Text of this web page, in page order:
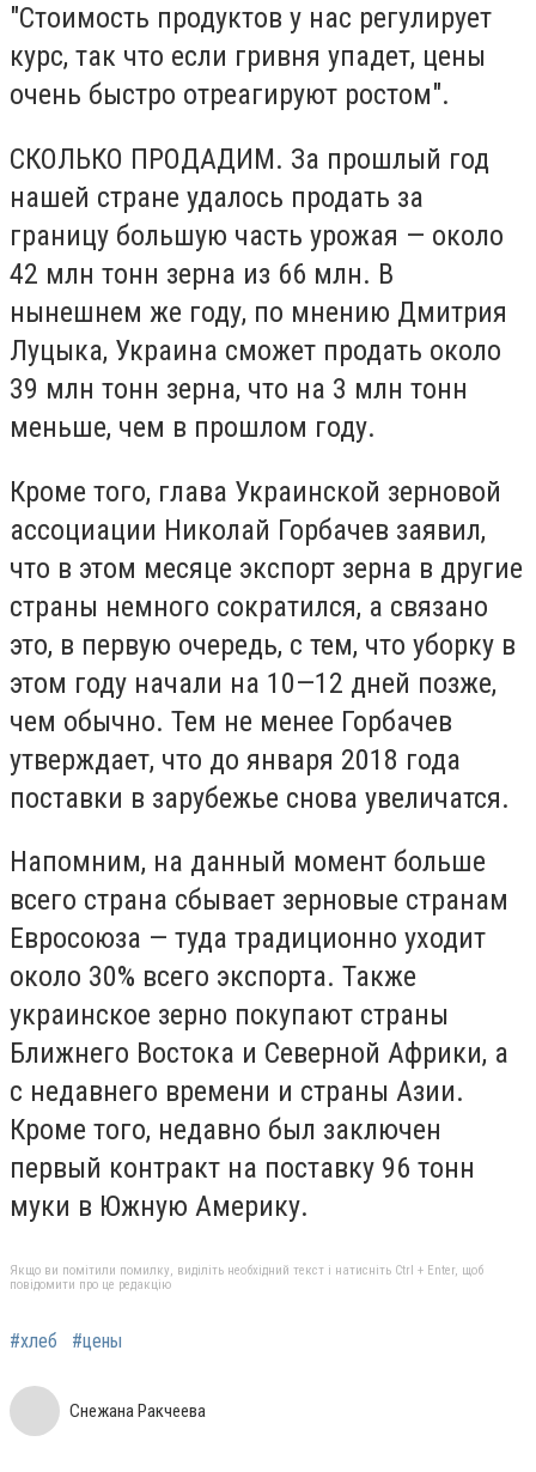
"Стоимость продуктов у нас регулирует
курс, так что если гривня упадет, цены
очень быстро отреагируют ростом".
СКОЛЬКО ПРОДАДИМ. За прошлый год
нашей стране удалось продать за
границу большую часть урожая — около
42 млн тонн зерна из 66 млн. В
нынешнем же году, по мнению Дмитрия
Луцыка, Украина сможет продать около
39 млн тонн зерна, что на 3 млн тонн
меньше, чем в прошлом году.
Кроме того, глава Украинской зерновой
ассоциации Николай Горбачев заявил,
что в этом месяце экспорт зерна в другие
страны немного сократился, а связано
это, в первую очередь, с тем, что уборку в
этом году начали на 10—12 дней позже,
чем обычно. Тем не менее Горбачев
утверждает, что до января 2018 года
поставки в зарубежье снова увеличатся.
Напомним, на данный момент больше
всего страна сбывает зерновые странам
Евросоюза — туда традиционно уходит
около 30% всего экспорта. Также
украинское зерно покупают страны
Ближнего Востока и Северной Африки, а
с недавнего времени и страны Азии.
Кроме того, недавно был заключен
первый контракт на поставку 96 тонн
муки в Южную Америку.
Якщо ви помітили помилку, виділіть необхідний текст і натисніть Ctrl + Enter, щоб
повідомити про це редакцію
#хлеб #цены
Снежана Ракчеева